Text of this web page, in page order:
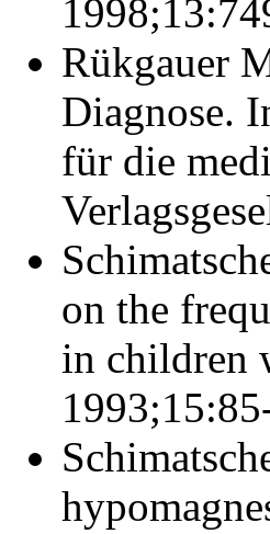
Rükgauer
Diagnose.
für die
on the
in children